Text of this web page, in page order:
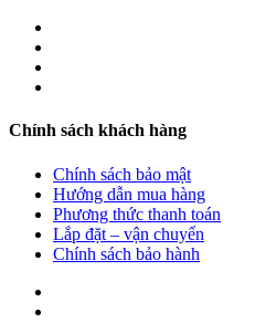
Chính sách khách hàng
Chính sách bảo mật
Hướng dẫn mua hàng
Phương thức thanh toán
Lắp đặt – vận chuyển
Chính sách bảo hành